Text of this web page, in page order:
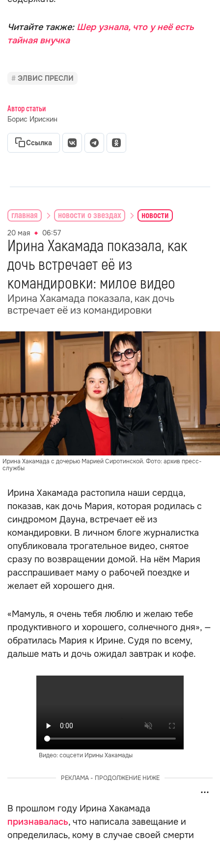
Читайте также: Шер узнала, что у неё есть
тайная внучка
ЭЛВИС ПРЕСЛИ
Автор статьи
Борис Ирискин
Ссылка
главная новости о звездах новости
20 мая 06:57
Ирина Хакамада показала, как
дочь встречает её из
командировки: милое видео
Ирина Хакамада показала, как дочь
встречает её из командировки
Ирина Хакамада с дочерью Марией Сиротинской. Фото: архив пресс-
службы
Ирина Хакамада растопила наши сердца,
показав, как дочь Мария, которая родилась с
синдромом Дауна, встречает её из
командировки. В личном блоге журналистка
опубликовала трогательное видео, снятое
сразу по возвращении домой. На нём Мария
расспрашивает маму о рабочей поездке и
желает ей хорошего дня.
«Мамуль, я очень тебя люблю и желаю тебе
продуктивного и хорошего, солнечного дня», —
обратилась Мария к Ирине. Судя по всему,
дальше мать и дочь ожидал завтрак и кофе.
Видео: соцсети Ирины Хакамады
РЕКЛАМА - ПРОДОЛЖЕНИЕ НИЖЕ
В прошлом году Ирина Хакамада
признавалась, что написала завещание и
определилась, кому в случае своей смерти